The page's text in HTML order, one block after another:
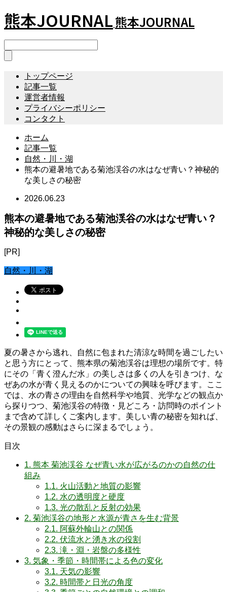
熊本JOURNAL熊本JOURNAL
トップページ
記事一覧
運営者情報
プライバシーポリシー
コンタクト
ホーム
記事一覧
自然・川・湖
熊本の避暑地である菊池渓谷の水はなぜ青い？神秘的
な美しさの秘密
2026.06.23
熊本の避暑地である菊池渓谷の水はなぜ青い？
神秘的な美しさの秘密
[PR]
自然・川・湖
夏の暑さから逃れ、自然に包まれた清涼な時間を過ごしたい
と思う方にとって、熊本県の菊池渓谷は理想の場所です。特
にその「青く澄んだ水」の美しさは多くの人を引きつけ、な
ぜあの水が青く見えるのかについての興味を呼びます。ここ
では、水の青さの理由を自然科学や地質、光学などの観点か
ら探りつつ、菊池渓谷の特徴・見どころ・訪問時のポイント
まで含めて詳しくご案内します。美しい青の秘密を知れば、
その景観の感動はさらに深まるでしょう。
目次
1. 熊本 菊池渓谷 なぜ青い水が広がるのかの自然の仕
組み
1.1. 火山活動と地質の影響
1.2. 水の透明度と硬度
1.3. 光の散乱と反射の効果
2. 菊池渓谷の地形と水源が青さを生む背景
2.1. 阿蘇外輪山との関係
2.2. 伏流水と湧き水の役割
2.3. 滝・淵・岩盤の多様性
3. 気象・季節・時間帯による色の変化
3.1. 天気の影響
3.2. 時間帯と日光の角度